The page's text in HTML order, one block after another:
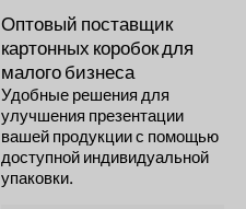
Оптовый поставщик
картонных коробок для
малого бизнеса
Удобные решения для
улучшения презентации
вашей продукции с помощью
доступной индивидуальной
упаковки.